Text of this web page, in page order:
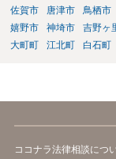
佐賀市
唐津市 鳥栖市
嬉野市
神埼市 吉野ヶ
大町町
江北町 白石町
ココナラ法律相談につ